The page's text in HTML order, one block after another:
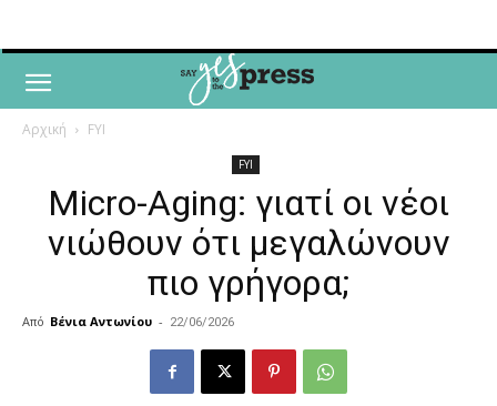
Αρχική FYI
FYI
Micro-Aging: γιατί οι νέοι
νιώθουν ότι μεγαλώνουν
πιο γρήγορα;
Από Βένια Αντωνίου - 22/06/2026